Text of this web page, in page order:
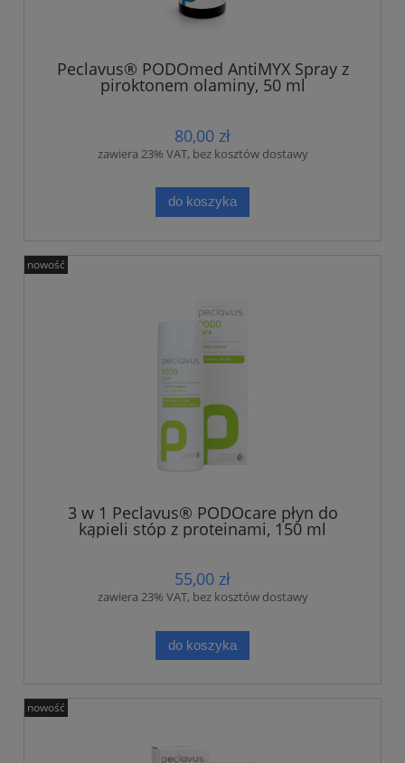
Peclavus® PODOmed AntiMYX Spray z
piroktonem olaminy, 50 ml
80,00 zł
zawiera 23% VAT, bez kosztów dostawy
do koszyka
3 w 1 Peclavus® PODOcare płyn do
kąpieli stóp z proteinami, 150 ml
55,00 zł
zawiera 23% VAT, bez kosztów dostawy
do koszyka
nowość
nowość